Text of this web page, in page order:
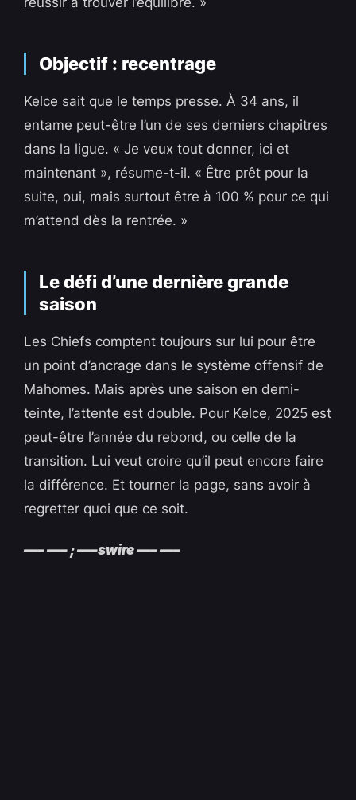
Objectif : recentrage
Kelce sait que le temps presse. À 34 ans, il
entame peut-être l’un de ses derniers chapitres
dans la ligue. « Je veux tout donner, ici et
maintenant », résume-t-il. « Être prêt pour la
suite, oui, mais surtout être à 100 % pour ce qui
m’attend dès la rentrée. »
Le défi d’une dernière grande
saison
Les Chiefs comptent toujours sur lui pour être
un point d’ancrage dans le système offensif de
Mahomes. Mais après une saison en demi-
teinte, l’attente est double. Pour Kelce, 2025 est
peut-être l’année du rebond, ou celle de la
transition. Lui veut croire qu’il peut encore faire
la différence. Et tourner la page, sans avoir à
regretter quoi que ce soit.
—– —– ; —–swire —– —–